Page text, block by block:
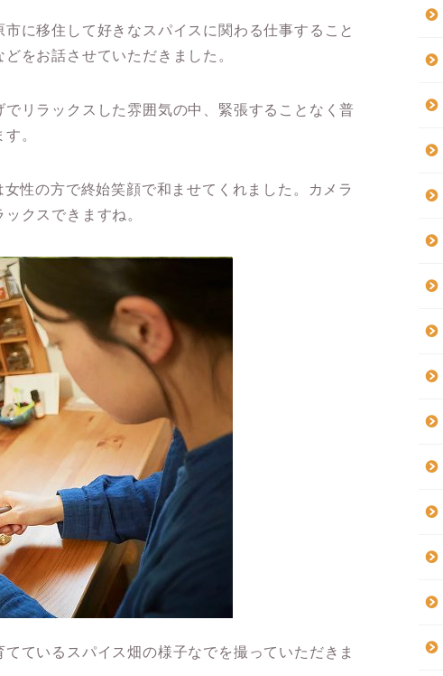
に移住して好きなスパイスに関わる仕事すること
をお話させていただきました。
リラックスした雰囲気の中、緊張することなく普
。
性の方で終始笑顔で和ませてくれました。カメラ
クスできますね。
ているスパイス畑の様子なでを撮っていただきま